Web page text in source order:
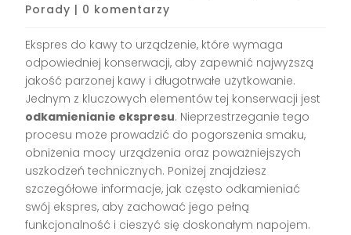
Porady | 0 komentarzy
Ekspres do kawy to urządzenie, które wymaga
odpowiedniej konserwacji, aby zapewnić najwyższą
jakość parzonej kawy i długotrwałe użytkowanie.
Jednym z kluczowych elementów tej konserwacji jest
odkamienianie ekspresu. Nieprzestrzeganie tego
procesu może prowadzić do pogorszenia smaku,
obniżenia mocy urządzenia oraz poważniejszych
uszkodzeń technicznych. Poniżej znajdziesz
szczegółowe informacje, jak często odkamieniać
swój ekspres, aby zachować jego pełną
funkcjonalność i cieszyć się doskonałym napojem.